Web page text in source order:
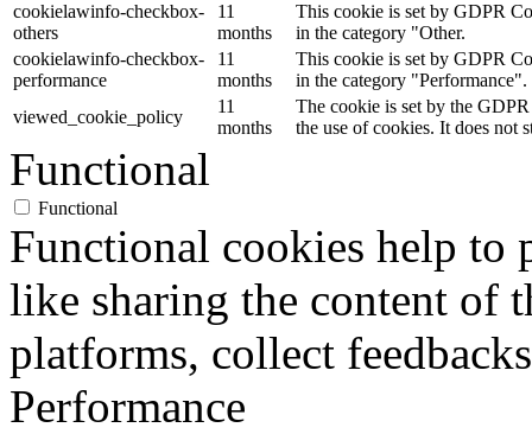
cookielawinfo-checkbox-
others
11
months
This cookie is set by GDPR
in the category "Other.
cookielawinfo-checkbox-
performance
11
months
This cookie is set by GDPR
in the category "Performance".
viewed_cookie_policy
11
months
The cookie is set by the
the use of cookies. It does not
Functional
Functional
Functional cookies help to
like sharing the content of
platforms, collect
Performance